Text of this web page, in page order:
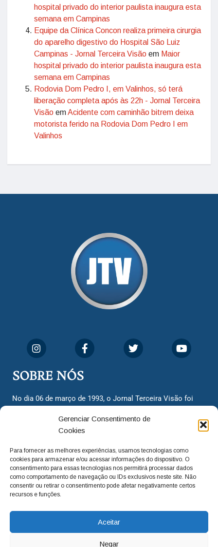
Gerenciar Consentimento de
Cookies
Para fornecer as melhores experiências, usamos tecnologias como
cookies para armazenar e/ou acessar informações do dispositivo. O
consentimento para essas tecnologias nos permitirá processar dados
como comportamento de navegação ou IDs exclusivos neste site. Não
consentir ou retirar o consentimento pode afetar negativamente certos
recursos e funções.
Aceitar
Negar
hospital privado do interior paulista inaugura esta
semana em Campinas
Equipe da Clínica Concon realiza primeira cirurgia
do aparelho digestivo do Hospital São Luiz
Campinas - Jornal Terceira Visão em Maior
hospital privado do interior paulista inaugura esta
semana em Campinas
Rodovia Dom Pedro I, em Valinhos, só terá
liberação completa após às 22h - Jornal Terceira
Visão emAcidente com caminhão bitrem deixa
motorista ferido na Rodovia Dom Pedro I em
Valinhos
SOBRE NÓS
No dia 06 de março de 1993, o Jornal Terceira Visão foi
cidadãos valinhenses, já que naquela época só existiam
dois jornais. Há mais de 30 anos, o jornal continua
com o foco de trazer as melhores notícias. Nunca
deixamos de lado as necessidades do cidadão, sempre
questionando os órgãos públicos em busca de melhorias
para a cidade e sempre cobrando resoluções para casos
adm@jtv.com.br (19) 3929-6225